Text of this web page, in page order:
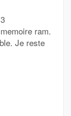
ram.
Je reste